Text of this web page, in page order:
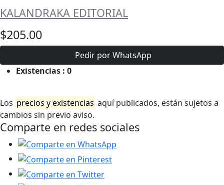
KALANDRAKA EDITORIAL
$205.00
Pedir por WhatsApp
Existencias : 0
Los precios y existencias aquí publicados, están sujetos a
cambios sin previo aviso.
Comparte en redes sociales